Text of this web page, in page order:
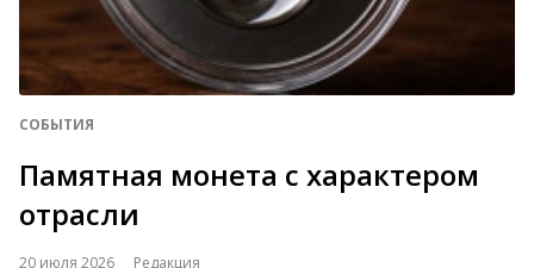
СОБЫТИЯ
Памятная монета с характером
отрасли
20 июля 2026 Редакция